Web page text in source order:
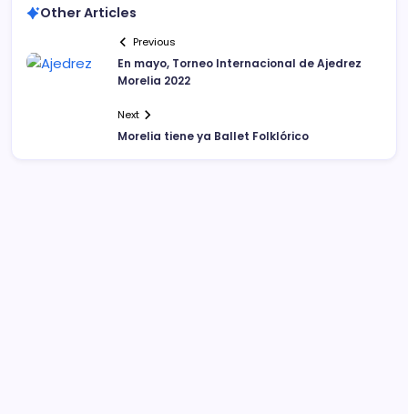
Other Articles
Previous
En mayo, Torneo Internacional de Ajedrez
Morelia 2022
Next
Morelia tiene ya Ballet Folklórico